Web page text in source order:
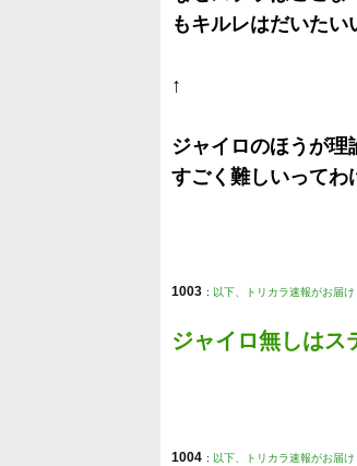
もキルレはだいたい
↑
ジャイロのほうが理
すごく難しいってわ
1003 : 以下、トリカラ速報がお届
ジャイロ無しはス
1004 : 以下、トリカラ速報がお届